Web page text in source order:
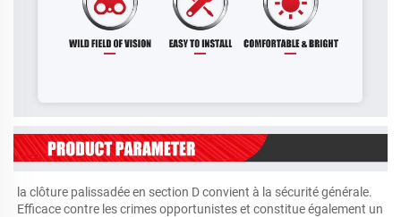
la clôture palissadée en section D convient à la sécurité générale.
Efficace contre les crimes opportunistes et constitue également un